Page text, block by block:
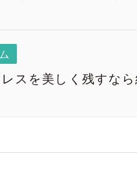
スを美しく残すな